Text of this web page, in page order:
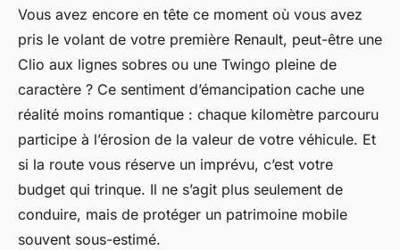
Profitez des meilleures
assurances pour votre Renault
Nora•20/04/2026 18:07•10 min de lecture
Vous avez encore en tête ce moment où vous avez
pris le volant de votre première Renault, peut-être une
Clio aux lignes sobres ou une Twingo pleine de
caractère ? Ce sentiment d’émancipation cache une
réalité moins romantique : chaque kilomètre parcouru
participe à l’érosion de la valeur de votre véhicule. Et
si la route vous réserve un imprévu, c’est votre
budget qui trinque. Il ne s’agit plus seulement de
conduire, mais de protéger un patrimoine mobile
souvent sous-estimé.